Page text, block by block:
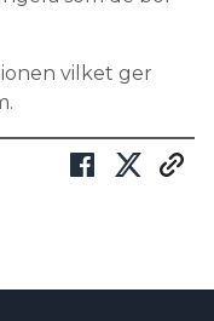
vilket ger